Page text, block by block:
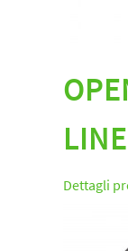
Dettagli